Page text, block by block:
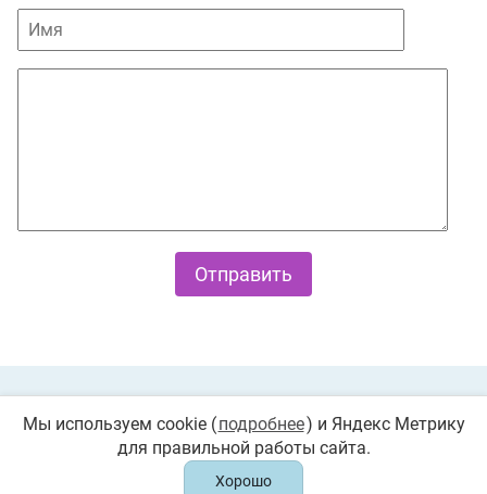
© 2026 «Играемся». Все права защищены. Любое
Мы используем cookie (подробнее) и Яндекс Метрику
для правильной работы сайта.
Хорошо